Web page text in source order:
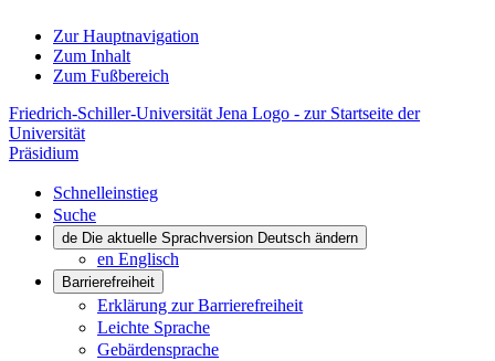
Zur Hauptnavigation
Zum Inhalt
Zum Fußbereich
Friedrich-Schiller-Universität Jena Logo - zur Startseite der
Universität
Präsidium
Schnelleinstieg
Suche
de Die aktuelle Sprachversion Deutsch ändern
en Englisch
Barrierefreiheit
Erklärung zur Barrierefreiheit
Leichte Sprache
Gebärdensprache